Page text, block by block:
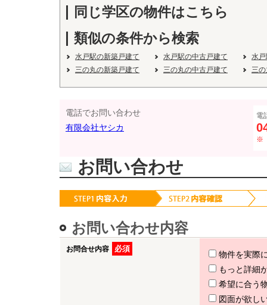
同じ学区の物件はこちら
類似の条件から検索
水戸駅の新築戸建て 水戸駅の中古戸建て
水
三の丸の新築戸建て
三の丸の中古戸建て 三
電話でお問い合わせ
有限会社ヤシカ
電
※
お問い合わせ
お問い合わせ内容
お問合せ内容 必須
物件を実際
もっと詳細
希望に合う
図面が欲し